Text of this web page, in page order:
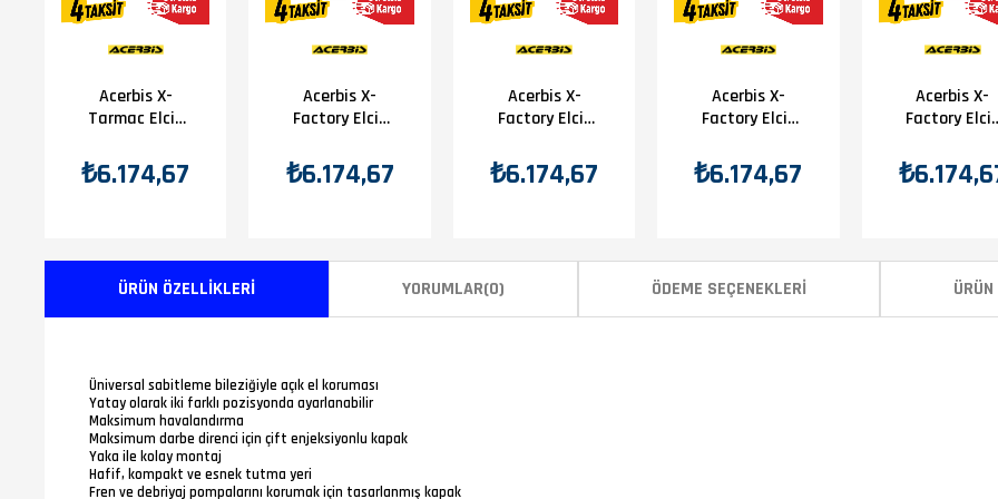
Acerbis X-
Tarmac Elcik
(Ledsiz)
₺6.174,67
Acerbis X-
Factory Elcik
Siyah
₺6.174,67
Acerbis X-
Factory Elcik
Beyaz Kırmızı
₺6.174,67
Acerbis X-
Factory Elcik
Turuncu
₺6.174,67
Acerbis X-
Factory Elcik
Beyaz
ÜRÜN ÖZELLIKLERI YORUMLAR(0) ÖDEME SEÇENEKLERI
Üniversal sabitleme bileziğiyle açık el koruması
Yatay olarak iki farklı pozisyonda ayarlanabilir
Maksimum havalandırma
Maksimum darbe direnci için çift enjeksiyonlu kapak
Yaka ile kolay montaj
Hafif, kompakt ve esnek tutma yeri
Fren ve debriyaj pompalarını korumak için tasarlanmış kapak